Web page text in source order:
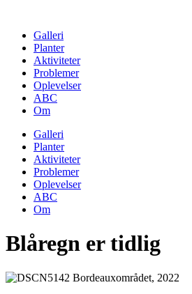
contentGalleri
Planter
Aktiviteter
Problemer
Oplevelser
ABC
Om
Galleri
Planter
Aktiviteter
Problemer
Oplevelser
ABC
Om
Blåregn er tidlig